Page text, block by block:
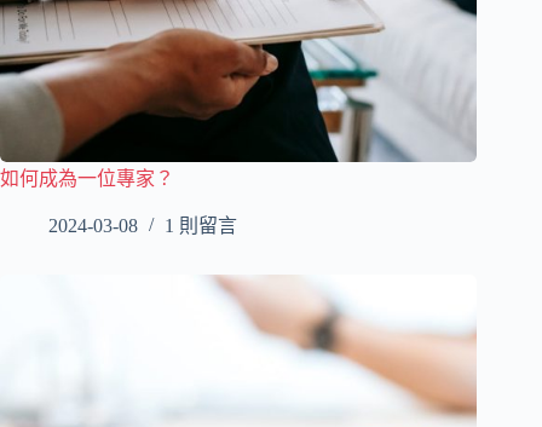
如何成為一位專家？
2024-03-08 1 則留言